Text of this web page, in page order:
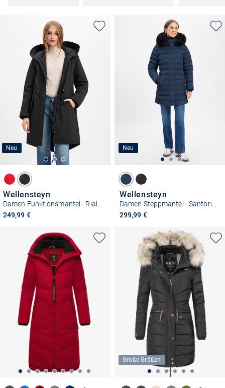
Neu
Wellensteyn
249,99 €
Neu
Wellensteyn
299,99 €
Große Größen